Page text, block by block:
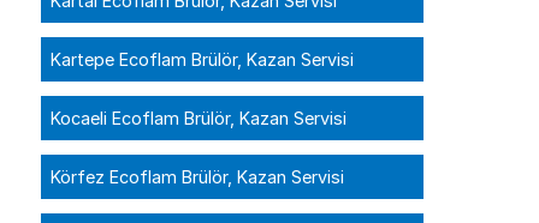
Kartepe Ecoflam Brülör, Kazan Servisi
Kocaeli Ecoflam Brülör, Kazan Servisi
Körfez Ecoflam Brülör, Kazan Servisi